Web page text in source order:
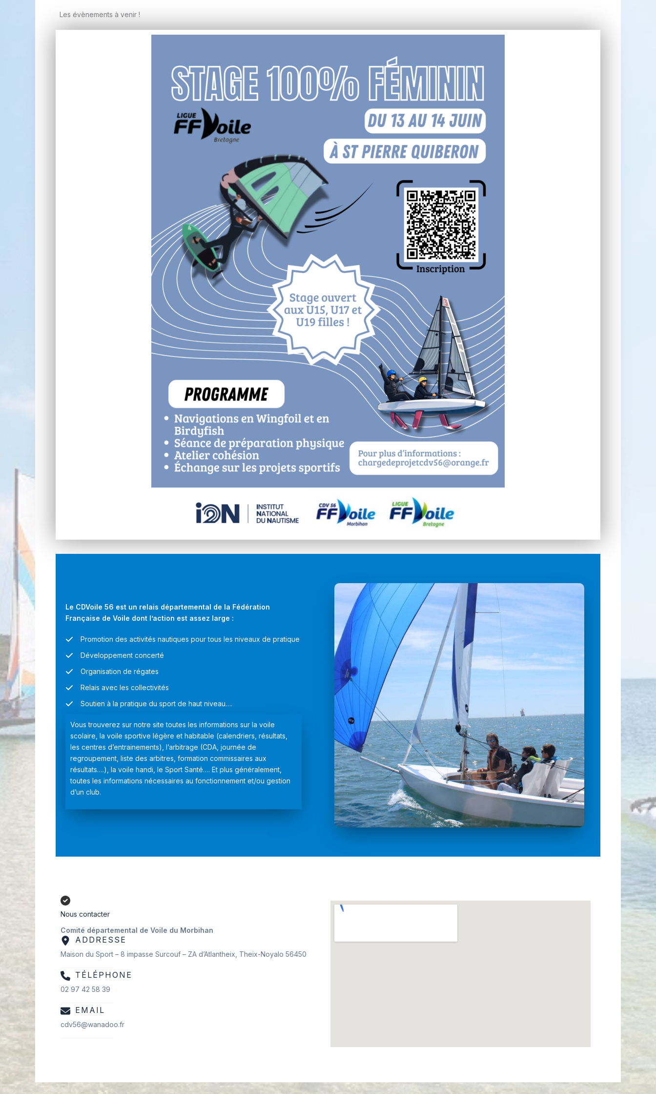
Les évènements à venir !
Le CDVoile 56 est un relais départemental de la Fédération
Française de Voile dont l’action est assez large :
Promotion des activités nautiques pour tous les niveaux de pratique
Développement concerté
Organisation de régates
Relais avec les collectivités
Soutien à la pratique du sport de haut niveau….
Vous trouverez sur notre site toutes les informations sur la voile
scolaire, la voile sportive légère et habitable (calendriers, résultats,
les centres d’entrainements), l’arbitrage (CDA, journée de
regroupement, liste des arbitres, formation commissaires aux
résultats….), la voile handi, le Sport Santé…. Et plus généralement,
toutes les informations nécessaires au fonctionnement et/ou gestion
d’un club.
Nous contacter
Comité départemental de Voile du Morbihan
ADDRESSE
Maison du Sport – 8 impasse Surcouf – ZA d’Atlantheix, Theix-Noyalo 56450
TÉLÉPHONE
02 97 42 58 39
EMAIL
cdv56@wanadoo.fr